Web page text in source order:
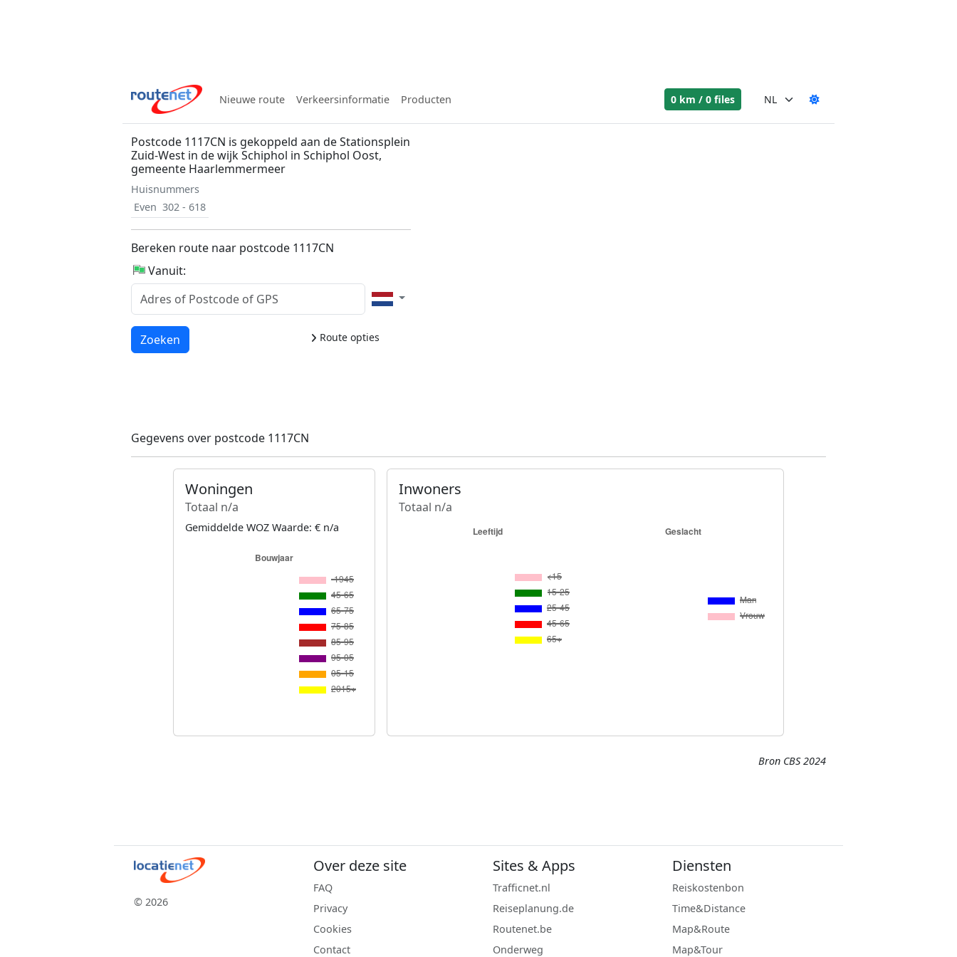
Nieuwe route Verkeersinformatie Producten 0 km / 0 files
Postcode 1117CN is gekoppeld aan de Stationsplein
Zuid-West in de wijk Schiphol in Schiphol Oost,
gemeente Haarlemmermeer
Huisnummers
Even 302 - 618
Bereken route naar postcode 1117CN
Vanuit:
Route opties
Laden...
Zoeken
Gegevens over postcode 1117CN
Woningen
Totaal n/a
Gemiddelde WOZ Waarde: € n/a
Inwoners
Totaal n/a
Bron CBS 2024
© 2026
Over deze site
FAQ
Privacy
Cookies
Contact
Sites & Apps
Trafficnet.nl
Reiseplanung.de
Routenet.be
Onderweg
Diensten
Reiskostenbon
Time&Distance
Map&Route
Map&Tour